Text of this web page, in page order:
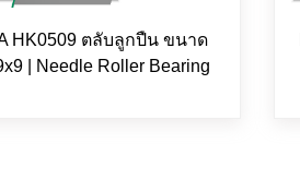
HK0509 ตลับลูกปืน ขนาด
| Needle Roller Bearing